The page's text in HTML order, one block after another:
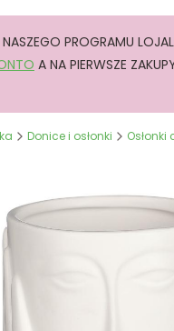
PROGRAMU
A NA PIERWSZE
Donice i osłonki